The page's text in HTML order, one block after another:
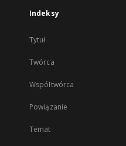
Indeksy
Tytuł
Twórca
Współtwórca
Powiązanie
Temat